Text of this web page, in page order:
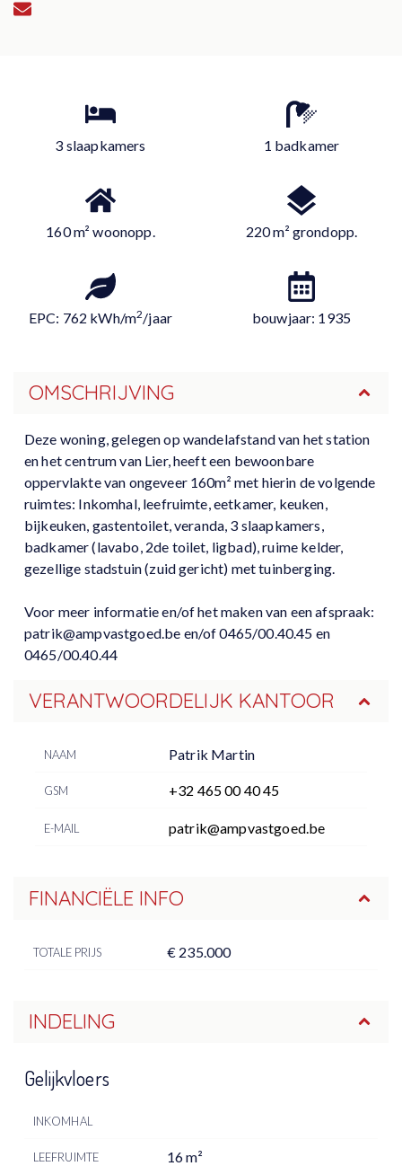
3 slaapkamers 1 badkamer
160 m² woonopp. 220 m² grondopp.
EPC: 762 kWh/m2/jaar bouwjaar: 1935
OMSCHRIJVING
Deze woning, gelegen op wandelafstand van het station
en het centrum van Lier, heeft een bewoonbare
oppervlakte van ongeveer 160m² met hierin de volgende
ruimtes: Inkomhal, leefruimte, eetkamer, keuken,
bijkeuken, gastentoilet, veranda, 3 slaapkamers,
badkamer (lavabo, 2de toilet, ligbad), ruime kelder,
gezellige stadstuin (zuid gericht) met tuinberging.
Voor meer informatie en/of het maken van een afspraak:
patrik@ampvastgoed.be en/of 0465/00.40.45 en
0465/00.40.44
VERANTWOORDELIJK KANTOOR
NAAM Patrik Martin
GSM +32 465 00 40 45
E-MAIL patrik@ampvastgoed.be
FINANCIËLE INFO
TOTALE PRIJS € 235.000
INDELING
Gelijkvloers
INKOMHAL
LEEFRUIMTE 16 m²